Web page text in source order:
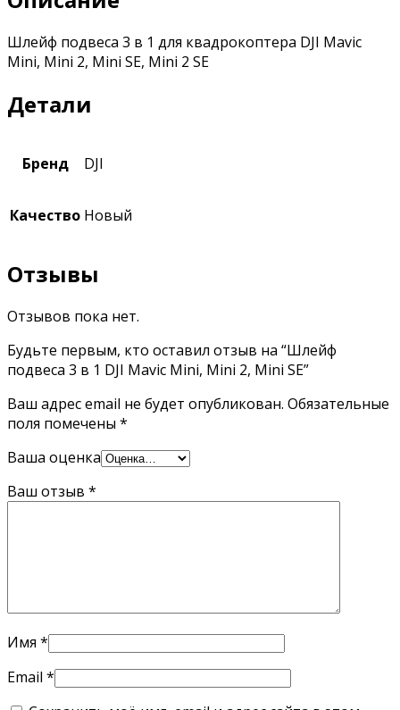
Шлейф подвеса 3 в 1 для квадрокоптера DJI Mavic
Mini, Mini 2, Mini SE, Mini 2 SE
Детали
Бренд DJI
Качество Новый
Отзывы
Отзывов пока нет.
Будьте первым, кто оставил отзыв на “Шлейф
подвеса 3 в 1 DJI Mavic Mini, Mini 2, Mini SE”
Ваш адрес email не будет опубликован. Обязательные
поля помечены *
Ваша оценка
Ваш отзыв *
Имя *
Email *